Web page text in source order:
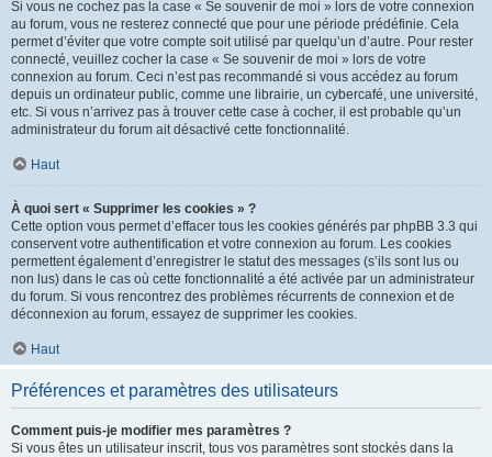
Si vous ne cochez pas la case « Se souvenir de moi » lors de votre connexion
au forum, vous ne resterez connecté que pour une période prédéfinie. Cela
permet d’éviter que votre compte soit utilisé par quelqu’un d’autre. Pour rester
connecté, veuillez cocher la case « Se souvenir de moi » lors de votre
connexion au forum. Ceci n’est pas recommandé si vous accédez au forum
depuis un ordinateur public, comme une librairie, un cybercafé, une université,
etc. Si vous n’arrivez pas à trouver cette case à cocher, il est probable qu’un
administrateur du forum ait désactivé cette fonctionnalité.
Haut
À quoi sert « Supprimer les cookies » ?
Cette option vous permet d’effacer tous les cookies générés par phpBB 3.3 qui
conservent votre authentification et votre connexion au forum. Les cookies
permettent également d’enregistrer le statut des messages (s’ils sont lus ou
non lus) dans le cas où cette fonctionnalité a été activée par un administrateur
du forum. Si vous rencontrez des problèmes récurrents de connexion et de
déconnexion au forum, essayez de supprimer les cookies.
Haut
Préférences et paramètres des utilisateurs
Comment puis-je modifier mes paramètres ?
Si vous êtes un utilisateur inscrit, tous vos paramètres sont stockés dans la